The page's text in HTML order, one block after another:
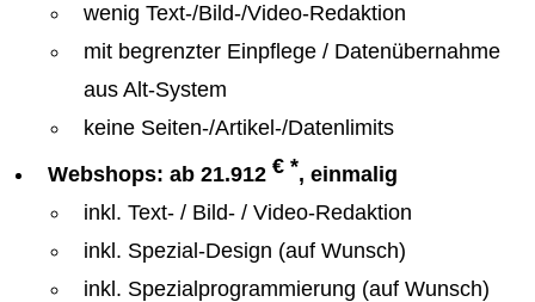
wenig Text-/Bild-/Video-Redaktion
mit begrenzter Einpflege / Datenübernahme
aus Alt-System
keine Seiten-/Artikel-/Datenlimits
Webshops: ab 21.912 € *, einmalig
inkl. Text- / Bild- / Video-Redaktion
inkl. Spezial-Design (auf Wunsch)
inkl. Spezialprogrammierung (auf Wunsch)